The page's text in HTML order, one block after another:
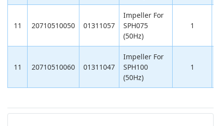
11 20710510050 01311057
Impeller For
SPH075
(50Hz)
1
11 20710510060 01311047
Impeller For
SPH100
(50Hz)
1